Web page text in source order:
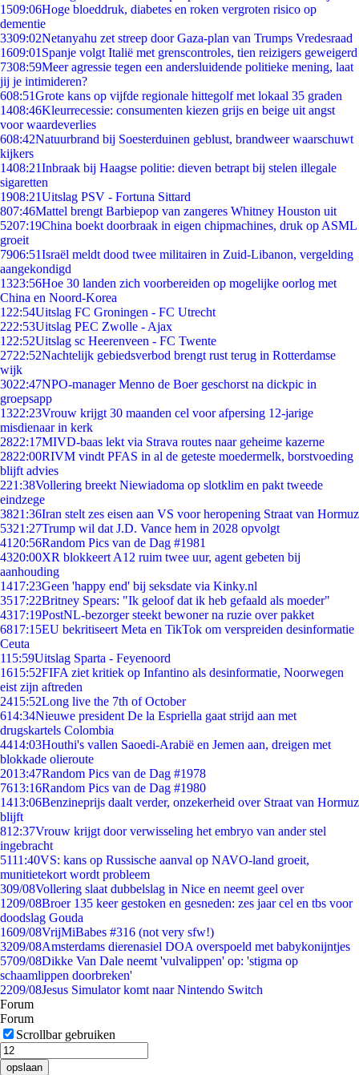
1509:06Hoge bloeddruk, diabetes en roken vergroten risico op
dementie
3309:02Netanyahu zet streep door Gaza-plan van Trumps Vredesraad
1609:01 Spanje volgt Italië met grenscontroles, tien reizigers geweigerd
7308:59Meer agressie tegen een andersluidende politieke mening, laat
jij je intimideren?
608:51Grote kans op vijfde regionale hittegolf met lokaal 35 graden
1408:46Kleurrecessie: consumenten kiezen grijs en beige uit angst
voor waardeverlies
608:42Natuurbrand bij Soesterduinen geblust, brandweer waarschuwt
kijkers
1408:21Inbraak bij Haagse politie: dieven betrapt bij stelen illegale
sigaretten
1908:21Uitslag PSV - Fortuna Sittard
807:46Mattel brengt Barbiepop van zangeres Whitney Houston uit
5207:19China boekt doorbraak in eigen chipmachines, druk op ASML
groeit
7906:51Israël meldt dood twee militairen in Zuid-Libanon, vergelding
aangekondigd
1323:56Hoe 30 landen zich voorbereiden op mogelijke oorlog met
China en Noord-Korea
1 22:54Uitslag FC Groningen - FC Utrecht
222:53Uitslag PEC Zwolle - Ajax
1 22:52Uitslag sc Heerenveen - FC Twente
2722:52Nachtelijk gebiedsverbod brengt rust terug in Rotterdamse
wijk
3022:47NPO-manager Menno de Boer geschorst na dickpic in
groepsapp
1322:23Vrouw krijgt 30 maanden cel voor afpersing 12-jarige
misdienaar in kerk
2822:17MIVD-baas lekt via Strava routes naar geheime kazerne
2822:00RIVM vindt PFAS in al de geteste moedermelk, borstvoeding
blijft advies
221:38Vollering breekt Niewiadoma op slotklim en pakt tweede
eindzege
3821:36Iran stelt zes eisen aan VS voor heropening Straat van Hormuz
5321:27Trump wil dat J.D. Vance hem in 2028 opvolgt
41 20:56Random Pics van de Dag #1981
4320:00XR blokkeert A12 ruim twee uur, agent gebeten bij
aanhouding
1417:23Geen 'happy end' bij seksdate via Kinky.nl
3517:22Britney Spears: "Ik geloof dat ik heb gefaald als moeder"
4317:19PostNL-bezorger steekt bewoner na ruzie over pakket
6817:15EU bekritiseert Meta en TikTok om verspreiden desinformatie
Ceuta
115:59Uitslag Sparta - Feyenoord
1615:52FIFA ziet kritiek op Infantino als desinformatie, Noorwegen
eist zijn aftreden
2415:52Long live the 7th of October
614:34Nieuwe president De la Espriella gaat strijd aan met
drugskartels Colombia
4414:03Houthi's vallen Saoedi-Arabië en Jemen aan, dreigen met
blokkade olieroute
2013:47Random Pics van de Dag #1978
7613:16Random Pics van de Dag #1980
1413:06Benzineprijs daalt verder, onzekerheid over Straat van Hormuz
blijft
812:37Vrouw krijgt door verwisseling het embryo van ander stel
ingebracht
5111:40VS: kans op Russische aanval op NAVO-land groeit,
munitietekort wordt probleem
309/08Vollering slaat dubbelslag in Nice en neemt geel over
1209/08Broer 135 keer gestoken en gesneden: zes jaar cel en tbs voor
doodslag Gouda
1609/08VrijMiBabes #316 (not very sfw!)
3209/08Amsterdams dierenasiel DOA overspoeld met babykonijntjes
5709/08Dikke Van Dale neemt 'vulvalippen' op: 'stigma op
schaamlippen doorbreken'
2209/08Jesus Simulator komt naar Nintendo Switch
Forum
Forum
Scrollbar gebruiken
opslaan